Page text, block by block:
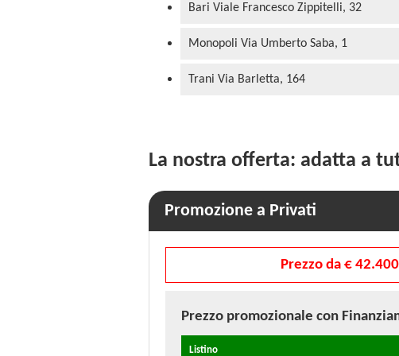
Bari Viale Francesco Zippitelli, 32
Monopoli Via Umberto Saba, 1
Trani Via Barletta, 164
La nostra offerta: adatta a
Promozione a Privati
Prezzo da € 42.400
Prezzo promozionale con
Listino